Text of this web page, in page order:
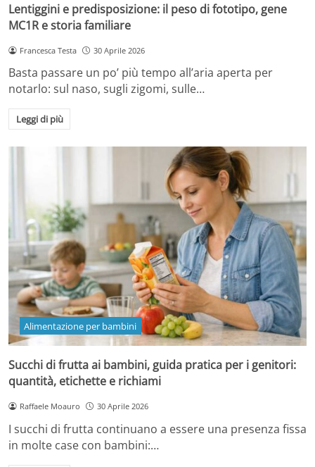
Lentiggini e predisposizione: il peso di fototipo, gene
MC1R e storia familiare
Francesca Testa 30 Aprile 2026
Basta passare un po’ più tempo all’aria aperta per
notarlo: sul naso, sugli zigomi, sulle…
Leggi di più
Alimentazione per bambini
Succhi di frutta ai bambini, guida pratica per i genitori:
quantità, etichette e richiami
Raffaele Moauro 30 Aprile 2026
I succhi di frutta continuano a essere una presenza fissa
in molte case con bambini:…